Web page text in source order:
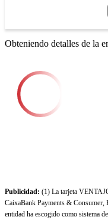
Obteniendo detalles de la
Publicidad: (1) La tarjeta
CaixaBank Payments & Consumer,
entidad ha escogido como sistema